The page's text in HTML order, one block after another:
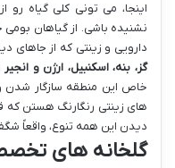
اینجا، می تونی کلی گیاه
نشنیده باشی. از گیاهان
دارویی و زینتی که از جاهای
گز، بنه، اسکنبیل، ارژن و انجیر
خاص این منطقه سازگار
های زینتی رنگارنگ هستن
دیدن این همه تنوع، واقعاً
گلخانه های